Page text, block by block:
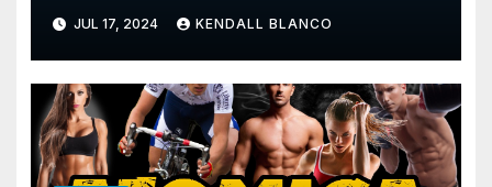
JUL 17, 2024 KENDALL BLANCO